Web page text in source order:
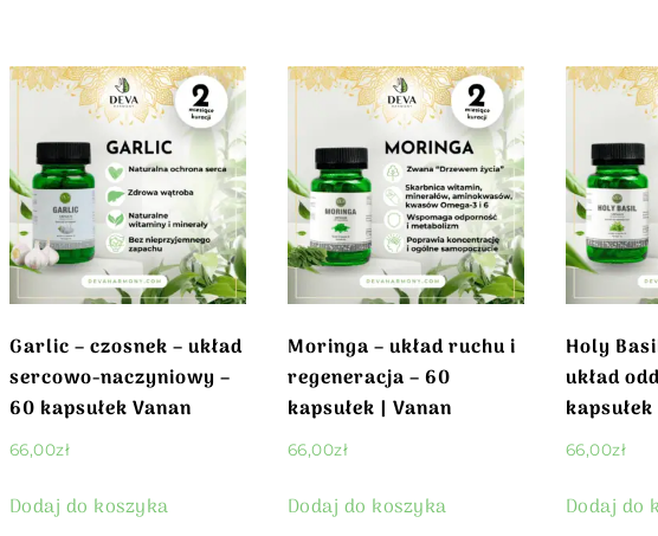
Garlic – czosnek – układ
sercowo-naczyniowy –
60 kapsułek Vanan
66,00zł
Dodaj do koszyka
Moringa – układ ruchu i
regeneracja – 60
kapsułek | Vanan
66,00zł
Dodaj do koszyka
Holy
układ
66,00zł
Dodaj do